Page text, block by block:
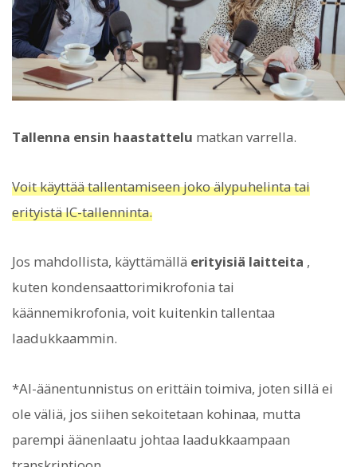
Tallenna ensin haastattelu matkan varrella.
Voit käyttää tallentamiseen joko älypuhelinta tai
erityistä IC-tallenninta.
Jos mahdollista, käyttämällä erityisiä laitteita ,
kuten kondensaattorimikrofonia tai
käännemikrofonia, voit kuitenkin tallentaa
laadukkaammin.
*AI-äänentunnistus on erittäin toimiva, joten sillä ei
ole väliä, jos siihen sekoitetaan kohinaa, mutta
parempi äänenlaatu johtaa laadukkaampaan